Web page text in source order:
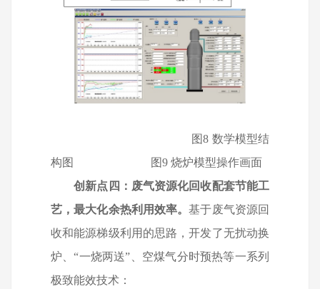
图8 数学模型结
构图
图9 烧炉模型操作画面
创新点四：废气资源化回收配套节能工
艺，最大化余热利用效率。基于废气资源回
收和能源梯级利用的思路，开发了无扰动换
炉、“一烧两送”、空煤气分时预热等一系列
极致能效技术：